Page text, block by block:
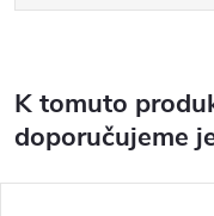
K tomuto
doporučujeme